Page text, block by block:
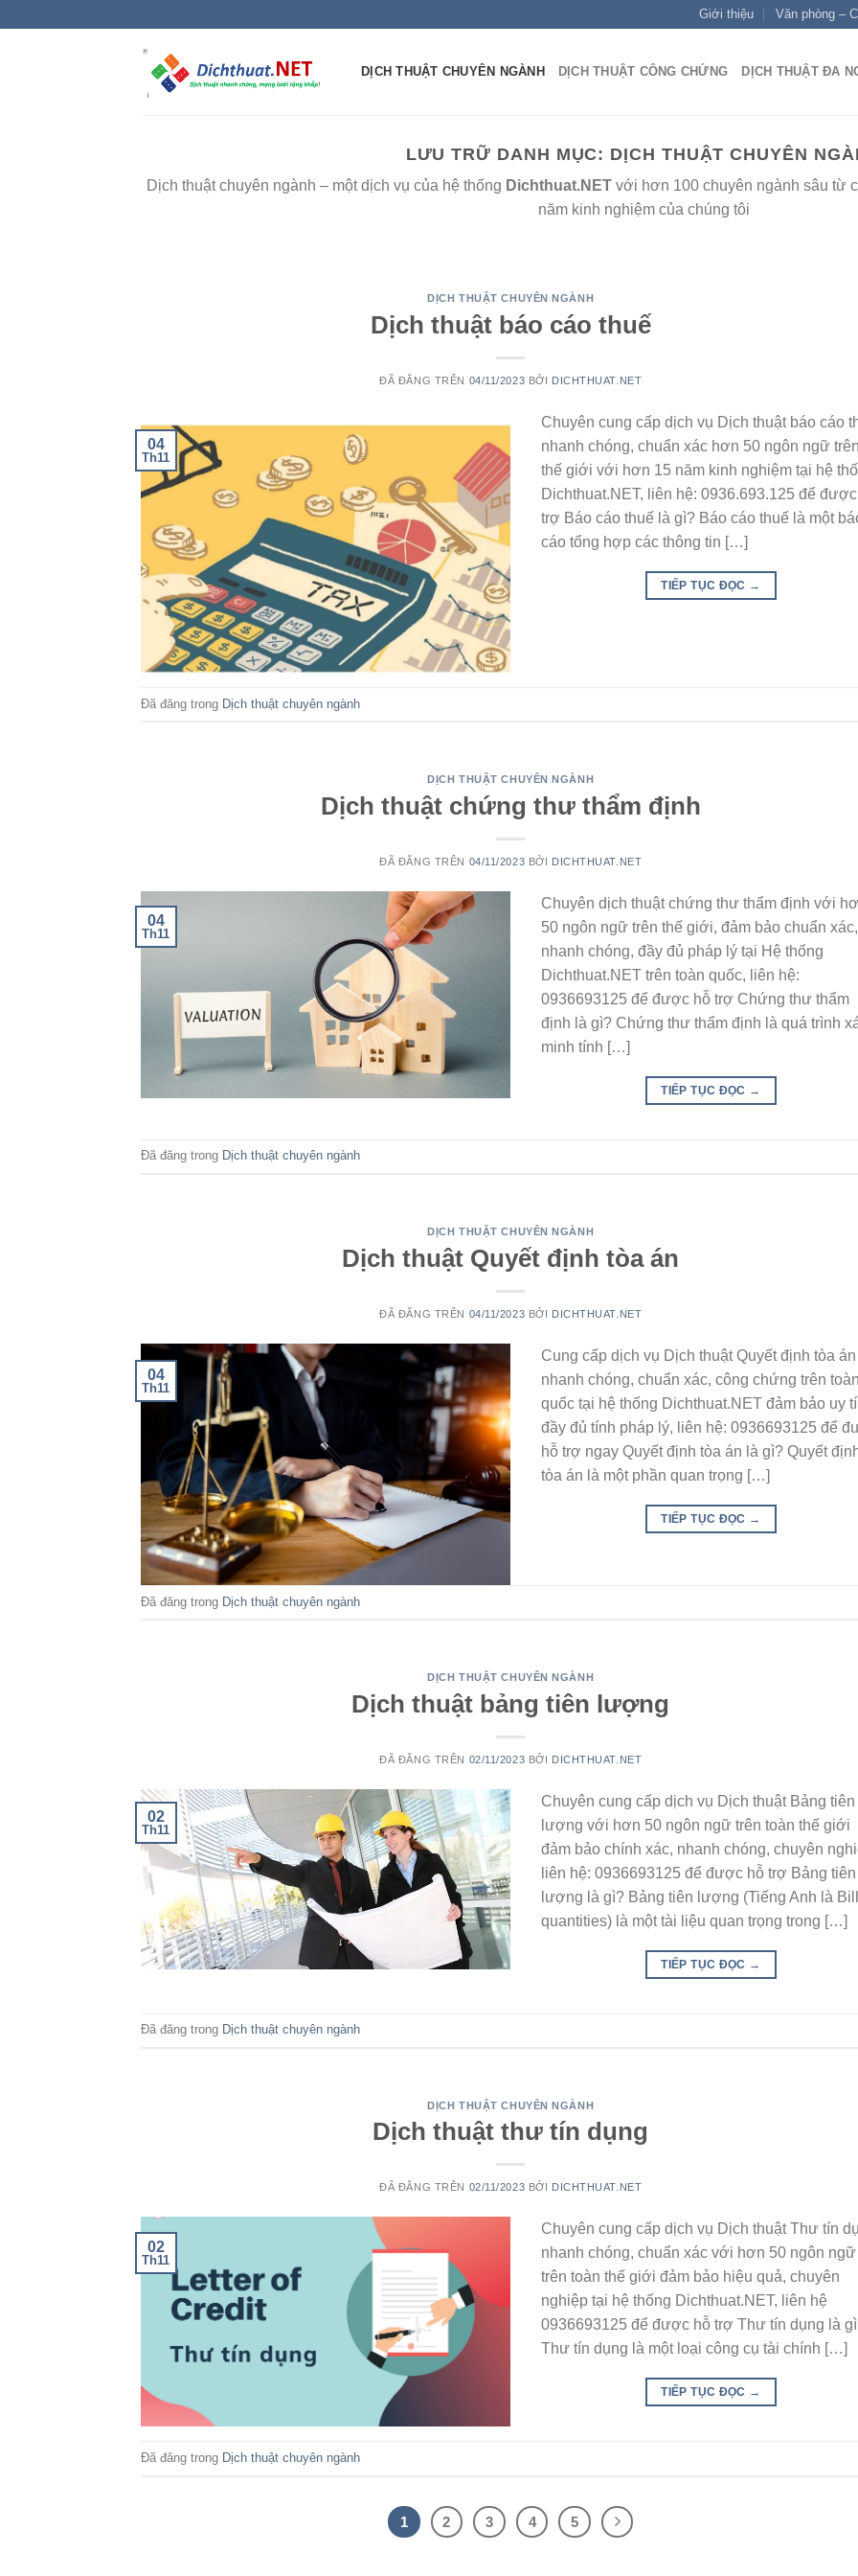
Giới thiệu Văn phòng –
DỊCH THUẬT CHUYÊN NGÀNH DỊCH THUẬT CÔNG CHỨNG DỊCH THUẬT ĐA
LƯU TRỮ DANH MỤC: DỊCH THUẬT CHUYÊN
Dịch thuật chuyên ngành – một dịch vụ của hệ thống Dichthuat.NETvới hơn 100 chuyên ngành sâu từ
năm kinh nghiệm của chúng tôi
DỊCH THUẬT CHUYÊN NGÀNH
Dịch thuật báo cáo thuế
ĐÃ ĐĂNG TRÊN 04/11/2023 BỞI DICHTHUAT.NET
04
Th11
Chuyên cung cấp dịch vụ Dịch thuật báo cáo
nhanh chóng, chuẩn xác hơn 50 ngôn ngữ trên
thế giới với hơn 15 năm kinh nghiệm tại hệ
Dichthuat.NET, liên hệ: 0936.693.125 để
trợ Báo cáo thuế là gì? Báo cáo thuế là một
cáo tổng hợp các thông tin […]
TIẾP TỤC ĐỌC →
Đã đăng trong Dịch thuật chuyên ngành
DỊCH THUẬT CHUYÊN NGÀNH
Dịch thuật chứng thư thẩm định
ĐÃ ĐĂNG TRÊN 04/11/2023 BỞI DICHTHUAT.NET
04
Th11
Chuyên dịch thuật chứng thư thẩm định với
50 ngôn ngữ trên thế giới, đảm bảo chuẩn xác,
nhanh chóng, đầy đủ pháp lý tại Hệ thống
Dichthuat.NET trên toàn quốc, liên hệ:
0936693125 để được hỗ trợ Chứng thư thẩm
định là gì? Chứng thư thẩm định là quá trình
minh tính […]
TIẾP TỤC ĐỌC →
Đã đăng trong Dịch thuật chuyên ngành
DỊCH THUẬT CHUYÊN NGÀNH
Dịch thuật Quyết định tòa án
ĐÃ ĐĂNG TRÊN 04/11/2023 BỞI DICHTHUAT.NET
04
Th11
Cung cấp dịch vụ Dịch thuật Quyết định tòa án
nhanh chóng, chuẩn xác, công chứng trên toàn
quốc tại hệ thống Dichthuat.NET đảm bảo uy
đầy đủ tính pháp lý, liên hệ: 0936693125 để
hỗ trợ ngay Quyết định tòa án là gì? Quyết
tòa án là một phần quan trọng […]
TIẾP TỤC ĐỌC →
Đã đăng trong Dịch thuật chuyên ngành
DỊCH THUẬT CHUYÊN NGÀNH
Dịch thuật bảng tiên lượng
ĐÃ ĐĂNG TRÊN 02/11/2023 BỞI DICHTHUAT.NET
02
Th11
Chuyên cung cấp dịch vụ Dịch thuật Bảng tiên
lượng với hơn 50 ngôn ngữ trên toàn thế giới
đảm bảo chính xác, nhanh chóng, chuyên
liên hệ: 0936693125 để được hỗ trợ Bảng tiên
lượng là gì? Bảng tiên lượng (Tiếng Anh là
quantities) là một tài liệu quan trọng trong […]
TIẾP TỤC ĐỌC →
Đã đăng trong Dịch thuật chuyên ngành
DỊCH THUẬT CHUYÊN NGÀNH
Dịch thuật thư tín dụng
ĐÃ ĐĂNG TRÊN 02/11/2023 BỞI DICHTHUAT.NET
02
Th11
Chuyên cung cấp dịch vụ Dịch thuật Thư tín
nhanh chóng, chuẩn xác với hơn 50 ngôn ngữ
trên toàn thế giới đảm bảo hiệu quả, chuyên
nghiệp tại hệ thống Dichthuat.NET, liên hệ
0936693125 để được hỗ trợ Thư tín dụng là
Thư tín dụng là một loại công cụ tài chính […]
TIẾP TỤC ĐỌC →
Đã đăng trong Dịch thuật chuyên ngành
1 2 3 4 5